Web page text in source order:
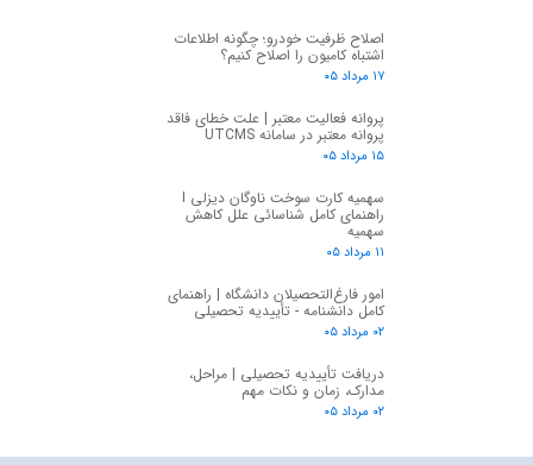
اصلاح ظرفیت خودرو؛ چگونه اطلاعات
اشتباه کامیون را اصلاح کنیم؟
۱۷ مرداد ۰۵
پروانه فعالیت معتبر | علت خطای فاقد
پروانه معتبر در سامانه UTCMS
۱۵ مرداد ۰۵
سهمیه کارت سوخت ناوگان دیزلی I
راهنمای کامل شناسائی علل کاهش
سهمیه
۱۱ مرداد ۰۵
امور فارغ‌التحصیلان دانشگاه | راهنمای
کامل دانشنامه - تأییدیه تحصیلی
۰۲ مرداد ۰۵
دریافت تأییدیه تحصیلی | مراحل،
مدارک، زمان و نکات مهم
۰۲ مرداد ۰۵